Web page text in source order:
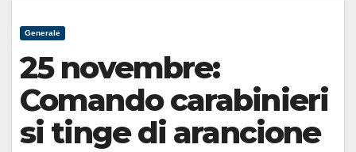
Generale
25 novembre:
Comando carabinieri
si tinge di arancione